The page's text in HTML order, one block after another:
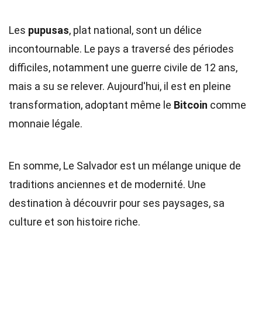
Les pupusas, plat national, sont un délice
incontournable. Le pays a traversé des périodes
difficiles, notamment une guerre civile de 12 ans,
mais a su se relever. Aujourd'hui, il est en pleine
transformation, adoptant même le Bitcoin comme
monnaie légale.
En somme, Le Salvador est un mélange unique de
traditions anciennes et de modernité. Une
destination à découvrir pour ses paysages, sa
culture et son histoire riche.